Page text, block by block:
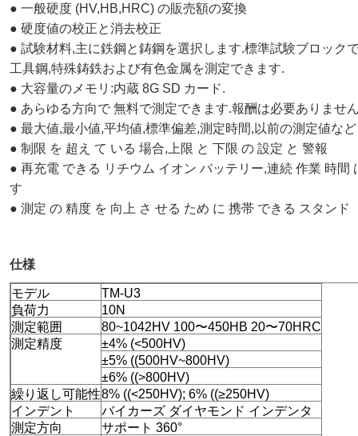
● 一般硬度 (HV,HB,HRC) の販売額の変換
● 硬度値の校正と消去校正
● 試験材料,主に鉄鋼と鋳鋼を選択します.標準試験ブロック
工具鋼,特殊鋳鉄および有色金属を測定できます.
● 大容量のメモリ:内蔵 8G SD カード.
● あらゆる方向で 無料で測定できます.報酬は必要ありませ
● 最大値,最小値,平均値,標準偏差,測定時間,以前の測定値な
● 制限 を 超え て いる 場合,上限 と 下限 の 設定 と 警報
● 再充電 できる リチウム イオン バッテリー,連続 作業 時間
す
● 測定 の 精度 を 向上 さ せる ため に 携帯 できる スタンド
仕様
モデル
TM-U3
負荷力
10N
測定範囲
80~1042HV 100〜450HB 20〜70HRC
測定精度
±4% (<500HV)
±5% ((500HV~800HV)
±6% ((>800HV)
繰り返し可能性8% ((<250HV); 6% ((≥250HV)
インデント
バイカーズ ダイヤモンド インデンタ
測定方向
サポート 360°